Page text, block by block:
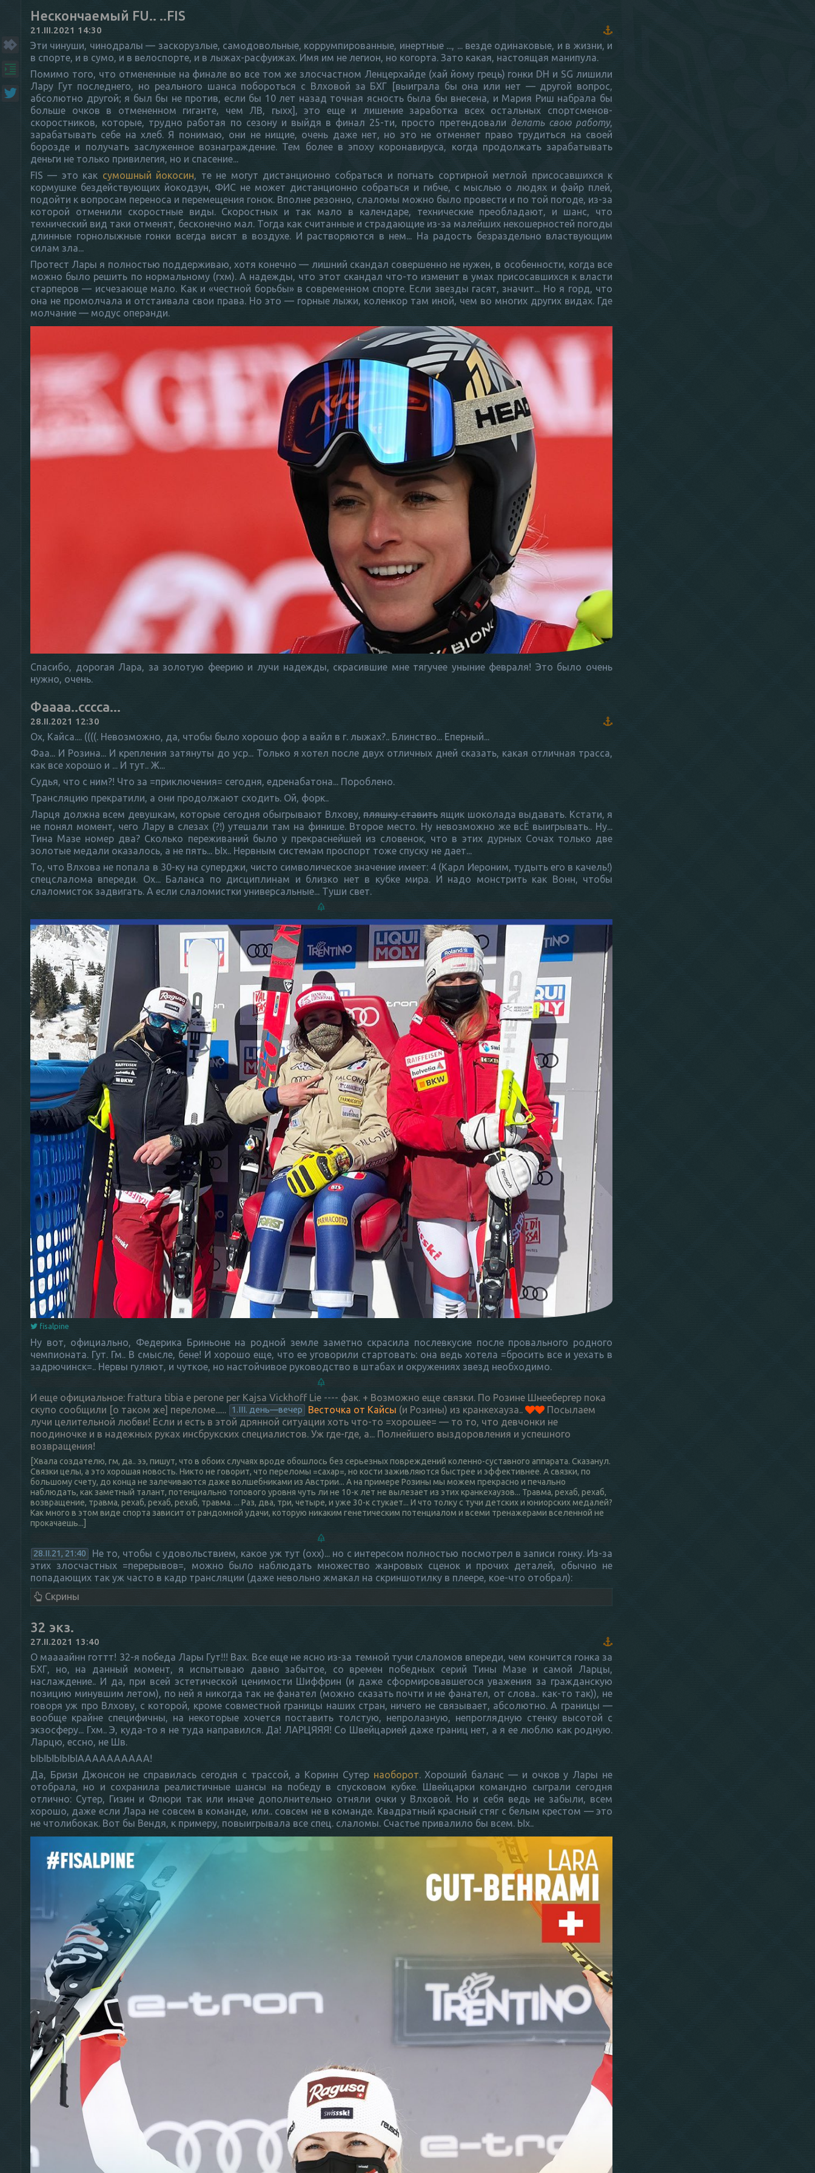
Нескончаемый FU.. ..FIS
21.III.2021 14:30
Эти чинуши, чинодралы — заскорузлые, самодовольные, коррумпированные, инертные ..., ... везде одинаковые, и в жизни, и
в спорте, и в сумо, и в велоспорте, и в лыжах-расфуижах. Имя им не легион, но когорта. Зато какая, настоящая манипула.
Помимо того, что отмененные на финале во все том же злосчастном Ленцерхайде (хай йому грець) гонки DH и SG лишили
Лару Гут последнего, но реального шанса побороться с Влховой за БХГ [выиграла бы она или нет — другой вопрос,
абсолютно другой; я был бы не против, если бы 10 лет назад точная ясность была бы внесена, и Мария Риш набрала бы
больше очков в отмененном гиганте, чем ЛВ, гыхх], это еще и лишение заработка всех остальных спортсменов-
скоростников, которые, трудно работая по сезону и выйдя в финал 25-ти, просто претендовали делать свою работу,
зарабатывать себе на хлеб. Я понимаю, они не нищие, очень даже нет, но это не отменяет право трудиться на своей
борозде и получать заслуженное вознаграждение. Тем более в эпоху коронавируса, когда продолжать зарабатывать
деньги не только привилегия, но и спасение...
FIS — это как сумошный йокосин, те не могут дистанционно собраться и погнать сортирной метлой присосавшихся к
кормушке бездействующих йокодзун, ФИС не может дистанционно собраться и гибче, с мыслью о людях и файр плей,
подойти к вопросам переноса и перемещения гонок. Вполне резонно, слаломы можно было провести и по той погоде, из-за
которой отменили скоростные виды. Скоростных и так мало в календаре, технические преобладают, и шанс, что
технический вид таки отменят, бесконечно мал. Тогда как считанные и страдающие из-за малейших некошерностей погоды
длинные горнолыжные гонки всегда висят в воздухе. И растворяются в нем... На радость безраздельно властвующим
силам зла...
Протест Лары я полностью поддерживаю, хотя конечно — лишний скандал совершенно не нужен, в особенности, когда все
можно было решить по нормальному (гхм). А надежды, что этот скандал что-то изменит в умах присосавшихся к власти
старперов — исчезающе мало. Как и «честной борьбы» в современном спорте. Если звезды гасят, значит... Но я горд, что
она не промолчала и отстаивала свои права. Но это — горные лыжи, коленкор там иной, чем во многих других видах. Где
молчание — модус операнди.
Спасибо, дорогая Лара, за золотую феерию и лучи надежды, скрасившие мне тягучее уныние февраля! Это было очень
нужно, очень.
Фаааа..сссса...
28.II.2021 12:30
Ох, Кайса.... ((((. Невозможно, да, чтобы было хорошо фор а вайл в г. лыжах?.. Блинство... Еперный...
Фаа... И Розина... И крепления затянуты до уср... Только я хотел после двух отличных дней сказать, какая отличная трасса,
как все хорошо и ... И тут.. Ж...
Судья, что с ним?! Что за =приключения= сегодня, едренабатона... Пороблено.
Трансляцию прекратили, а они продолжают сходить. Ой, форк..
Ларця должна всем девушкам, которые сегодня обыгрывают Влхову, пляшку ставитьящик шоколада выдавать. Кстати, я
не понял момент, чего Лару в слезах (?!) утешали там на финише. Второе место. Ну невозможно же всЁ выигрывать.. Ну...
Тина Мазе номер два? Сколько переживаний было у прекраснейшей из словенок, что в этих дурных Сочах только две
золотые медали оказалось, а не пять... Ых.. Нервным системам проспорт тоже спуску не дает...
То, что Влхова не попала в 30-ку на суперджи, чисто символическое значение имеет: 4 (Карл Иероним, тудыть его в качель!)
спецслалома впереди. Ох... Баланса по дисциплинам и близко нет в кубке мира. И надо монстрить как Вонн, чтобы
слаломисток задвигать. А если слаломистки универсальные... Туши свет.
fisalpine
Ну вот, официально, Федерика Бриньоне на родной земле заметно скрасила послевкусие после провального родного
чемпионата. Гут. Гм.. В смысле, бене! И хорошо еще, что ее уговорили стартовать: она ведь хотела =бросить все и уехать в
задрючинск=.. Нервы гуляют, и чуткое, но настойчивое руководство в штабах и окружениях звезд необходимо.
И еще официальное: frattura tibia e perone per Kajsa Vickhoff Lie ---- фак. + Возможно еще связки. По Розине Шнеебергер пока
скупо сообщили [о таком же] переломе......
1.III. день—вечер Весточка от Кайсы (и Розины) из кранкехауза..
Посылаем
лучи целительной любви! Если и есть в этой дрянной ситуации хоть что-то =хорошее= — то то, что девчонки не
поодиночке и в надежных руках инсбрукских специалистов. Уж где-где, а... Полнейшего выздоровления и успешного
возвращения!
[Хвала создателю, гм, да.. ээ, пишут, что в обоих случаях вроде обошлось без серьезных повреждений коленно-суставного аппарата. Сказанул.
Связки целы, а это хорошая новость. Никто не говорит, что переломы =сахар=, но кости заживляются быстрее и эффективнее. А связки, по
большому счету, до конца не залечиваются даже волшебниками из Австрии... А на примере Розины мы можем прекрасно и печально
наблюдать, как заметный талант, потенциально топового уровня чуть ли не 10-к лет не вылезает из этих кранкехаузов... Травма, рехаб, рехаб,
возвращение, травма, рехаб, рехаб, рехаб, травма. ... Раз, два, три, четыре, и уже 30-к стукает... И что толку с тучи детских и юниорских медалей?
Как много в этом виде спорта зависит от рандомной удачи, которую никаким генетическим потенциалом и всеми тренажерами вселенной не
прокачаешь...]
28.II.21, 21:40
Не то, чтобы с удовольствием, какое уж тут (охх)... но с интересом полностью посмотрел в записи гонку. Из-за
этих злосчастных =перерывов=, можно было наблюдать множество жанровых сценок и прочих деталей, обычно не
попадающих так уж часто в кадр трансляции (даже невольно жмакал на скриншотилку в плеере, кое-что отобрал):
Скрины
Тироло, Доломити, это понятно.. Ну.., в Италии невозможно найти неживописнейшие места, и Валь ди Фасса как горнолыжная точка мне
приглянулась. Трасса действительно великолепная, этап, если бы не эта серия инцидентов, прошел на высоком уровне, не взирая на теплую
солнечную погоду. Покрытие держалось прекрасно. И все такое прочее..
32 экз.
27.II.2021 13:40
О маааайнн готтт! 32-я победа Лары Гут!!! Вах. Все еще не ясно из-за темной тучи слаломов впереди, чем кончится гонка за
БХГ, но, на данный момент, я испытываю давно забытое, со времен победных серий Тины Мазе и самой Ларцы,
наслаждение.. И да, при всей эстетической ценимости Шиффрин (и даже сформировавшегося уважения за гражданскую
позицию минувшим летом), по ней я никогда так не фанател (можно сказать почти и не фанател, от слова.. как-то так)), не
говоря уж про Влхову, с которой, кроме совместной границы наших стран, ничего не связывает, абсолютно. А границы —
вообще крайне специфичны, на некоторые хочется поставить толстую, непролазную, непроглядную стенку высотой с
экзосферу... Гхм.. Э, куда-то я не туда направился. Да! ЛАРЦЯЯЯ! Со Швейцарией даже границ нет, а я ее люблю как родную.
Ларцю, ессно, не Шв.
ЫЫЫЫЫЫАААААААААА!
Да, Бризи Джонсон не справилась сегодня с трассой, а Коринн Сутер наоборот. Хороший баланс — и очков у Лары не
отобрала, но и сохранила реалистичные шансы на победу в спусковом кубке. Швейцарки командно сыграли сегодня
отлично: Сутер, Гизин и Флюри так или иначе дополнительно отняли очки у Влховой. Но и себя ведь не забыли, всем
хорошо, даже если Лара не совсем в команде, или.. совсем не в команде. Квадратный красный стяг с белым крестом — это
не чтолибокак. Вот бы Вендя, к примеру, повыигрывала все спец. слаломы. Счастье привалило бы всем. Ых..